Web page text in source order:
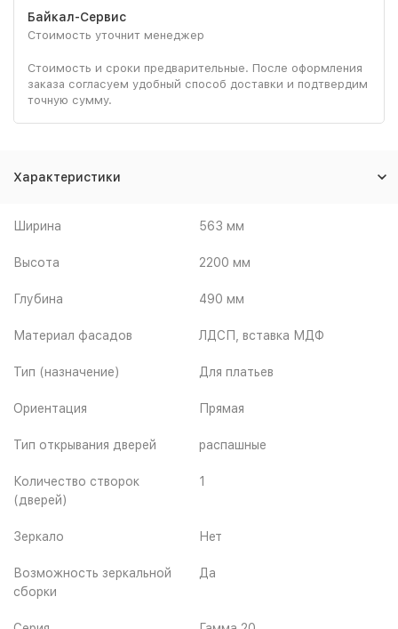
Байкал-Сервис
Стоимость уточнит менеджер
Стоимость и сроки предварительные. После оформления
заказа согласуем удобный способ доставки и подтвердим
точную сумму.
Характеристики
Ширина 563 мм
Высота 2200 мм
Глубина 490 мм
Материал фасадов ЛДСП, вставка МДФ
Тип (назначение) Для платьев
Ориентация Прямая
Тип открывания дверей распашные
Количество створок
(дверей)
1
Зеркало Нет
Возможность зеркальной
сборки
Да